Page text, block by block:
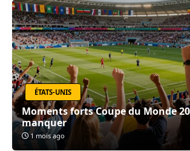
ÉTATS-UNIS
Moments forts Coupe du Monde
manquer
1 mois ago